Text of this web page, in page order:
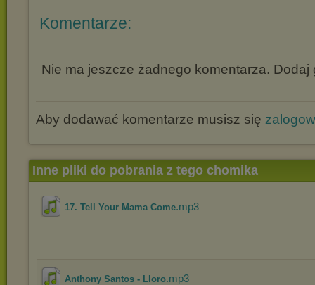
Komentarze:
Nie ma jeszcze żadnego komentarza. Dodaj
Aby dodawać komentarze musisz się
Inne pliki do pobrania z tego chomika
17. Tell Your Mama Come.mp3
Anthony Santos - Lloro.mp3